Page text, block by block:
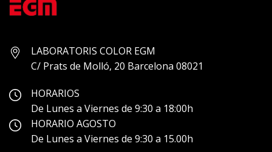
LABORATORIS COLOR EGM
C/ Prats de Molló, 20 Barcelona 08021
HORARIOS
De Lunes a Viernes de 9:30 a 18:00h
HORARIO AGOSTO
De Lunes a Viernes de 9:30 a 15.00h